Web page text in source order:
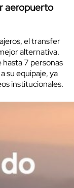
aeropuerto
el transfer
alternativa.
hasta 7 personas
su equipaje, ya
institucionales.